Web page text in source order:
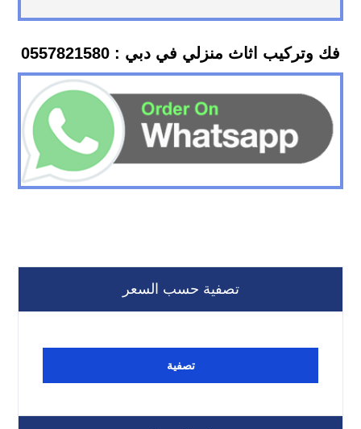
فك وتركيب اثاث منزلي في دبي : 0557821580
تصفية حسب السعر
تصفية